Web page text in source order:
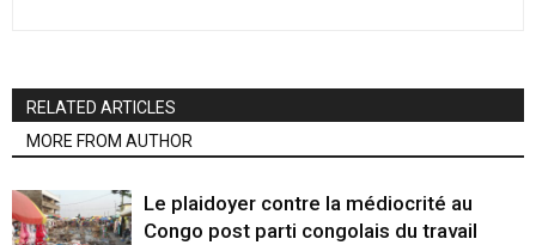
RELATED ARTICLES
MORE FROM AUTHOR
Le plaidoyer contre la médiocrité au
Congo post parti congolais du travail